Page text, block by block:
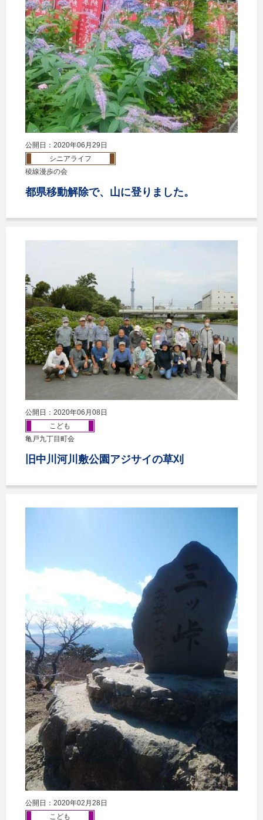
公開日：2020年06月29日
シニアライフ
稜線漫歩の会
都県移動解除で、山に登りました。
公開日：2020年06月08日
こども
亀戸九丁目町会
旧中川河川敷公園アジサイの草刈
公開日：2020年02月28日
こども